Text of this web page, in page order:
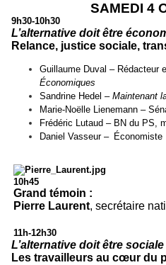
SAMEDI 4
9h30-10h30
L’alternative doit être
Relance, justice sociale,
Guillaume Duval – Rédacteur
Économiques
Sandrine Hedel – Maintenant
Marie-Noëlle Lienemann –
Frédéric Lutaud – BN du PS,
Daniel Vasseur – Économiste
10h45
Grand témoin :
Pierre Laurent, secrétaire
11h-12h30
L’alternative doit être sociale
Les travailleurs au cœur du